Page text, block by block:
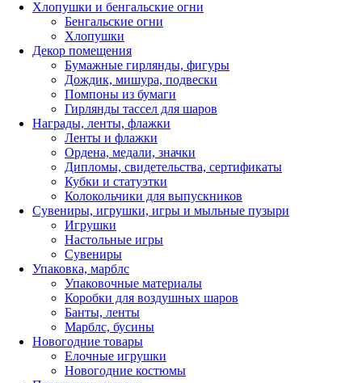
Хлопушки и бенгальские огни
Бенгальские огни
Хлопушки
Декор помещения
Бумажные гирлянды, фигуры
Дождик, мишура, подвески
Помпоны из бумаги
Гирлянды тассел для шаров
Награды, ленты, флажки
Ленты и флажки
Ордена, медали, значки
Дипломы, свидетельства, сертификаты
Кубки и статуэтки
Колокольчики для выпускников
Сувениры, игрушки, игры и мыльные пузыри
Игрушки
Настольные игры
Сувениры
Упаковка, марблс
Упаковочные материалы
Коробки для воздушных шаров
Банты, ленты
Марблс, бусины
Новогодние товары
Елочные игрушки
Новогодние костюмы